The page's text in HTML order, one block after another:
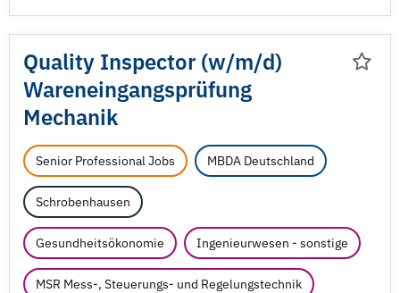
Quality Inspector (w/m/d)
Wareneingangsprüfung
Mechanik
Senior Professional Jobs MBDA Deutschland
Schrobenhausen
Gesundheitsökonomie Ingenieurwesen - sonstige
MSR Mess-, Steuerungs- und Regelungstechnik